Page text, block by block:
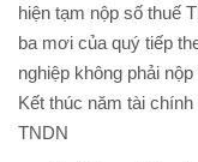
hiện tạm nộp số thuế
ba mơi của quý tiếp
nghiệp không phải
Kết thúc năm tài
TNDN